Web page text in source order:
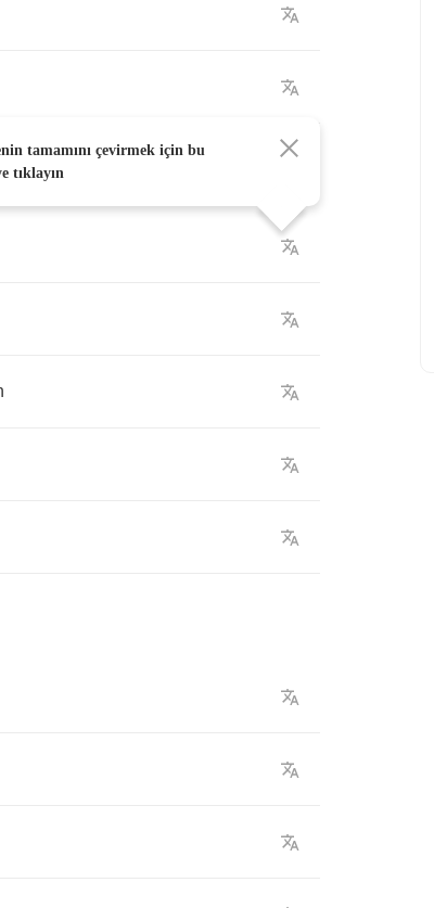
tamamını çevirmek için bu
tıklayın